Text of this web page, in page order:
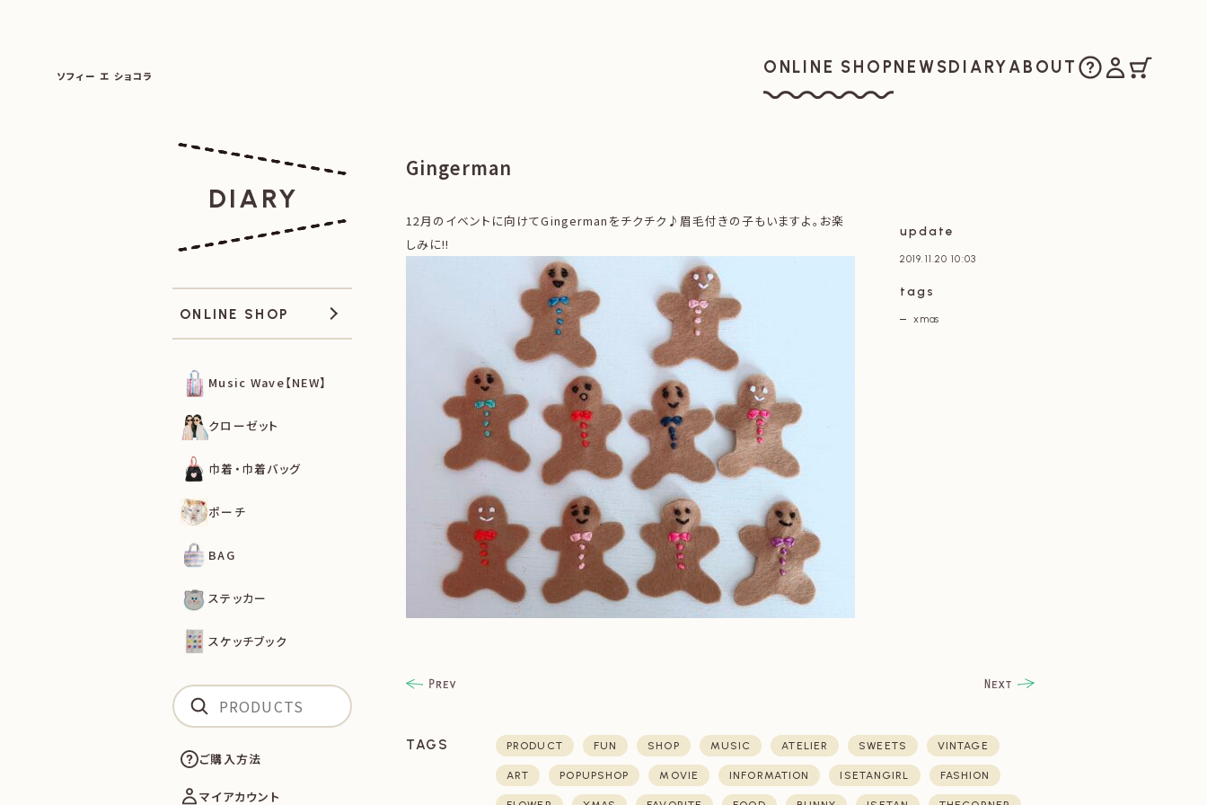
ソフィー エ ショコラ
||
ONLINE SHOP NEWSお知らせ
DIARY日記
ABOUT 私たちについて
ご購入方法
マイアカウ
DIARY
Gingerman
12月のイベントに向けてGingermanをチクチク♪眉毛付きの子もいますよ。お楽
しみに!!
update
2019.11.20 10:03
tags
xmas
TAGS PRODUCT FUN SHOP MUSIC ATELIER SWEETS VINTAGE
ART POPUPSHOP MOVIE INFORMATION ISETANGIRL FASHION
ONLINE SHOP
Music Wave【NEW】
クローゼット
巾着・巾着バッグ
ポーチ
BAG
ステッカー
スケッチブック
ご購入方法
マイアカウント